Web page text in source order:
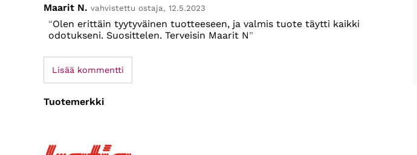
Maarit N. vahvistettu ostaja, 12.5.2023
Olen erittäin tyytyväinen tuotteeseen, ja valmis tuote täytti kaikki
odotukseni. Suosittelen. Terveisin Maarit N
Lisää kommentti
Tuotemerkki